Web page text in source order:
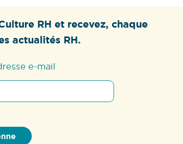
RH et recevez, chaque
actualités RH.
e-mail